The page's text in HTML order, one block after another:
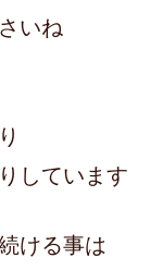
いね
しています
ける事は